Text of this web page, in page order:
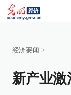
经济要闻 >
新产业激